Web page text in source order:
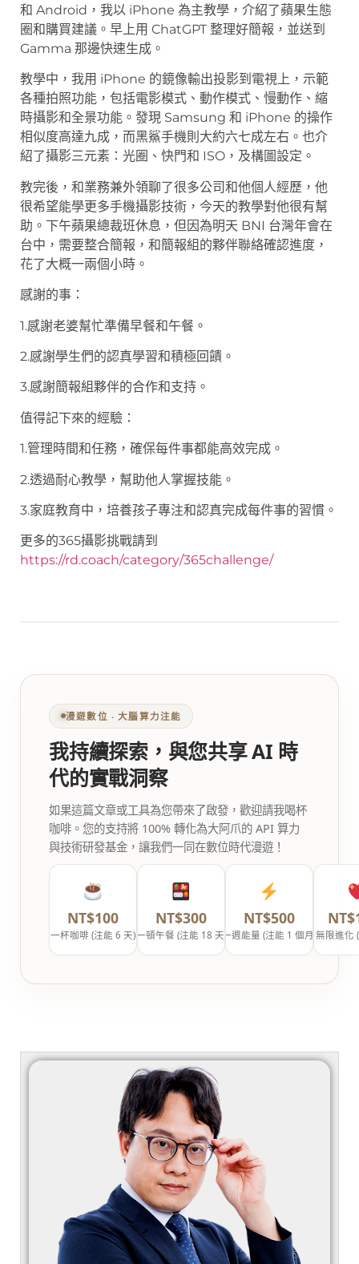
和 Android，我以 iPhone 為主教學，介紹了蘋果生態
圈和購買建議。早上用 ChatGPT 整理好簡報，並送到
Gamma 那邊快速生成。
教學中，我用 iPhone 的鏡像輸出投影到電視上，示範
各種拍照功能，包括電影模式、動作模式、慢動作、縮
時攝影和全景功能。發現 Samsung 和 iPhone 的操作
相似度高達九成，而黑鯊手機則大約六七成左右。也介
紹了攝影三元素：光圈、快門和 ISO，及構圖設定。
教完後，和業務兼外領聊了很多公司和他個人經歷，他
很希望能學更多手機攝影技術，今天的教學對他很有幫
助。下午蘋果總裁班休息，但因為明天 BNI 台灣年會在
台中，需要整合簡報，和簡報組的夥伴聯絡確認進度，
花了大概一兩個小時。
感謝的事：
1.感謝老婆幫忙準備早餐和午餐。
2.感謝學生們的認真學習和積極回饋。
3.感謝簡報組夥伴的合作和支持。
值得記下來的經驗：
1.管理時間和任務，確保每件事都能高效完成。
2.透過耐心教學，幫助他人掌握技能。
3.家庭教育中，培養孩子專注和認真完成每件事的習慣。
更多的365攝影挑戰請到
https://rd.coach/category/365challenge/
漫遊數位 ‧ 大腦算力注能
我持續探索，與您共享 AI 時
代的實戰洞察
如果這篇文章或工具為您帶來了啟發，歡迎請我喝杯
咖啡。您的支持將 100% 轉化為大阿爪的 API 算力
與技術研發基金，讓我們一同在數位時代漫遊！
NT$100
一杯咖啡 (注能 6 天)
NT$300
一頓午餐 (注能 18 天)
NT$500
一週能量 (注能 1 個月)無限進化